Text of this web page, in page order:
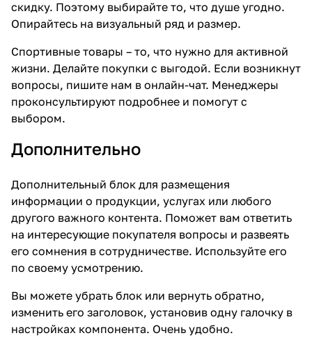
скидку. Поэтому выбирайте то, что душе угодно.
Опирайтесь на визуальный ряд и размер.
Спортивные товары – то, что нужно для активной
жизни. Делайте покупки с выгодой. Если возникнут
вопросы, пишите нам в онлайн-чат. Менеджеры
проконсультируют подробнее и помогут с
выбором.
Дополнительно
Дополнительный блок для размещения
информации о продукции, услугах или любого
другого важного контента. Поможет вам ответить
на интересующие покупателя вопросы и развеять
его сомнения в сотрудничестве. Используйте его
по своему усмотрению.
Вы можете убрать блок или вернуть обратно,
изменить его заголовок, установив одну галочку в
настройках компонента. Очень удобно.